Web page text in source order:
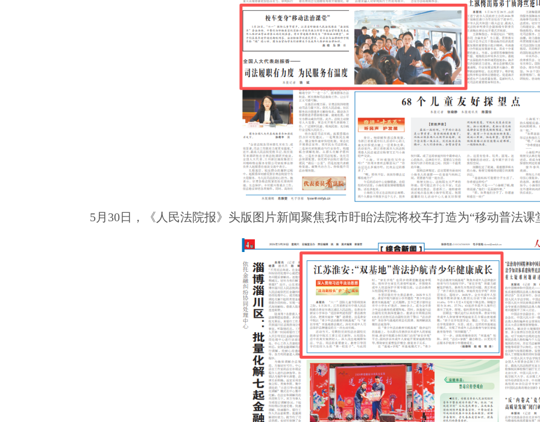
5月30日，《人民法院报》头版图片新闻聚焦我市盱眙法院将校车打造为“移动普法课